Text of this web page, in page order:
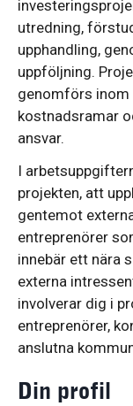
utredning,
upphandling,
uppföljning.
genomförs inom
kostnadsramar
ansvar.
I
projekten, att
gentemot
entreprenörer
innebär ett nära
externa
involverar dig i
entreprenörer,
anslutna
Din profil